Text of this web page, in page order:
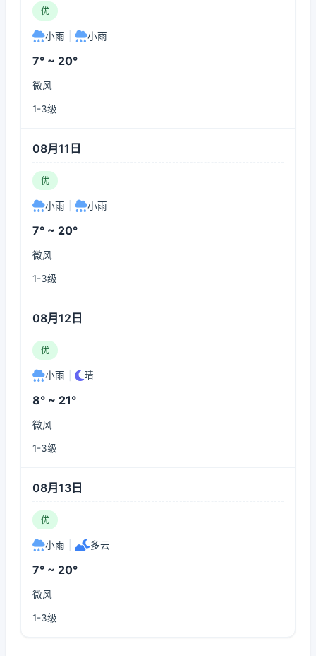
优
小雨 小雨
7° ~ 20°
微风
1-3级
08月11日
优
小雨 小雨
7° ~ 20°
微风
1-3级
08月12日
优
小雨 晴
8° ~ 21°
微风
1-3级
08月13日
优
小雨 多云
7° ~ 20°
微风
1-3级